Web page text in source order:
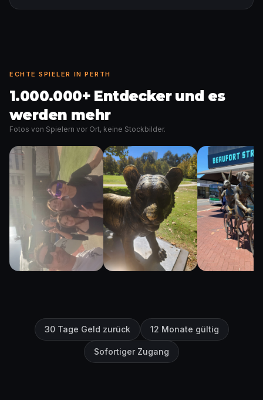
ECHTE SPIELER IN PERTH
1.000.000+ Entdecker und es
werden mehr
Fotos von Spielern vor Ort, keine Stockbilder.
30 Tage Geld zurück 12 Monate gültig
Sofortiger Zugang